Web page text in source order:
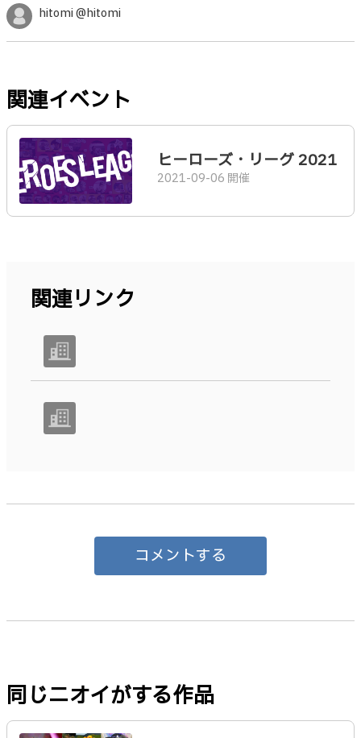
hitomi @hitomi
関連イベント
ヒーローズ・リーグ 2021
2021-09-06 開催
関連リンク
コメントする
同じニオイがする作品